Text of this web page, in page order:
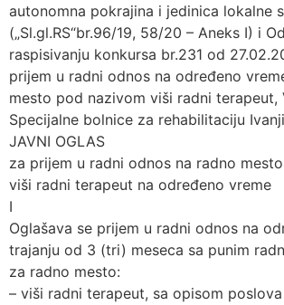
autonomna pokrajina i jedinica lokalne
(„Sl.gl.RS“br.96/19, 58/20 – Aneks I) i
raspisivanju konkursa br.231 od
prijem u radni odnos na određeno
mesto pod nazivom viši radni terapeut,
Specijalne bolnice za rehabilitaciju
JAVNI OGLAS
za prijem u radni odnos na radno
viši radni terapeut na određeno vreme
I
Oglašava se prijem u radni odnos na
trajanju od 3 (tri) meseca sa punim
za radno mesto:
– viši radni terapeut, sa opisom